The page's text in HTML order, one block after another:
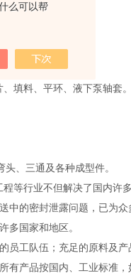
么可以帮
橡胶。
填料、平环、液下泵轴套。
、三通及各种成型件。
等行业不但解决了国内许
中的密封泄露问题，已为众
多国家和地区。
工队伍；充足的原料及产
有产品按国内、工业标准，